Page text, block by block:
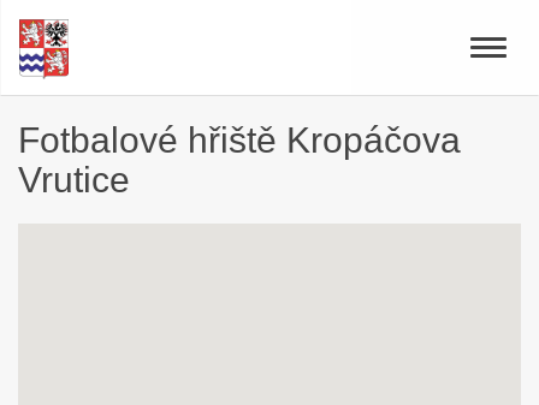
Toggle
Fotbalové hřiště Kropáčova
Vrutice